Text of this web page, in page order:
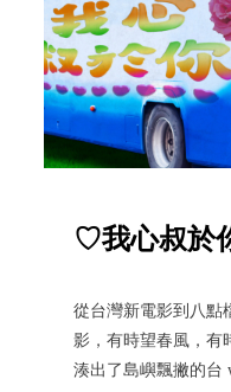
♡我心叔於
從台灣新電影到八點
影，有時望春風，
湊出了島嶼飄撇的台